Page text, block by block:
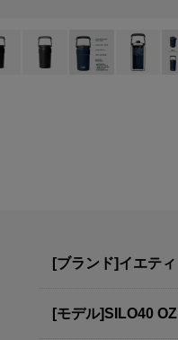
[ブランド]イエテ
[モデル]SILO40